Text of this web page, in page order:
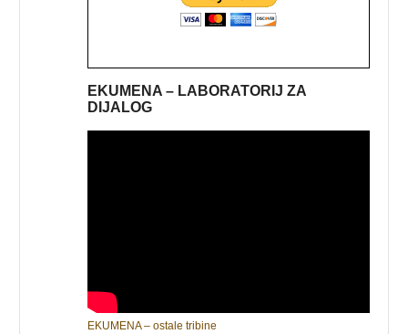
EKUMENA – LABORATORIJ ZA
DIJALOG
EKUMENA – ostale tribine